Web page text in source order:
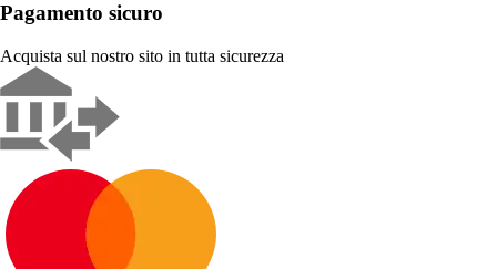
Pagamento sicuro
Acquista sul nostro sito in tutta sicurezza